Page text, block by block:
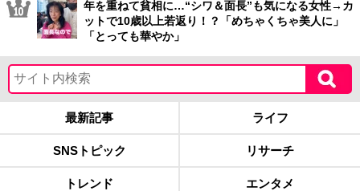
年を重ねて貧相に…“シワ＆面長”も気になる女性→カ
ットで10歳以上若返り！？「めちゃくちゃ美人に」
「とっても華やか」
最新記事 ライフ
SNSトピック リサーチ
トレンド エンタメ